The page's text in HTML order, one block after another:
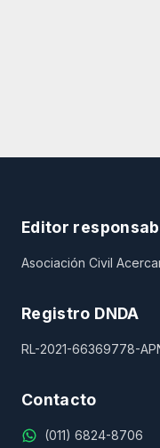
Editor
Asociación Civil
Registro DNDA
RL-2021-66369778-
Contacto
(011) 6824-8706